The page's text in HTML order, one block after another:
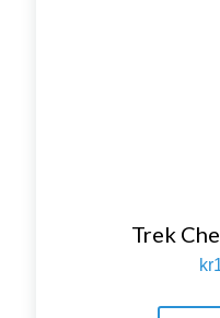
Trek
kr